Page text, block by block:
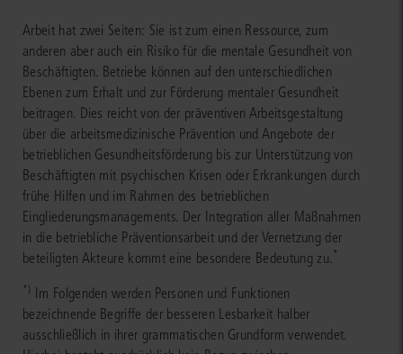
Arbeit hat zwei Seiten: Sie ist zum einen Ressource, zum
anderen aber auch ein Risiko für die mentale Gesundheit von
Beschäftigten. Betriebe können auf den unterschiedlichen
Ebenen zum Erhalt und zur Förderung mentaler Gesundheit
beitragen. Dies reicht von der präventiven Arbeitsgestaltung
über die arbeitsmedizinische Prävention und Angebote der
betrieblichen Gesundheitsförderung bis zur Unterstützung von
Beschäftigten mit psychischen Krisen oder Erkrankungen durch
frühe Hilfen und im Rahmen des betrieblichen
Eingliederungsmanagements. Der Integration aller Maßnahmen
in die betriebliche Präventionsarbeit und der Vernetzung der
beteiligten Akteure kommt eine besondere Bedeutung zu. *
*) Im Folgenden werden Personen und Funktionen
bezeichnende Begriffe der besseren Lesbarkeit halber
ausschließlich in ihrer grammatischen Grundform verwendet.